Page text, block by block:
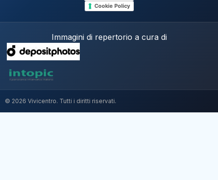
Cookie Policy
Immagini di repertorio a cura di
© 2026 Vivicentro. Tutti i diritti riservati.